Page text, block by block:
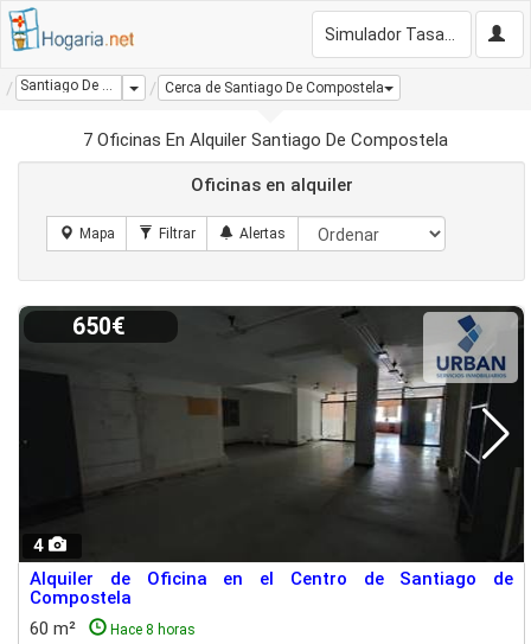
Santiago De Compostela Dropdown
Cerca de Santiago De Compostela
7 Oficinas En Alquiler Santiago De Compostela
Oficinas en alquiler
4
650€
Alquiler de Oficina en el Centro de Santiago de
Compostela
60 m²
Hace 8 horas